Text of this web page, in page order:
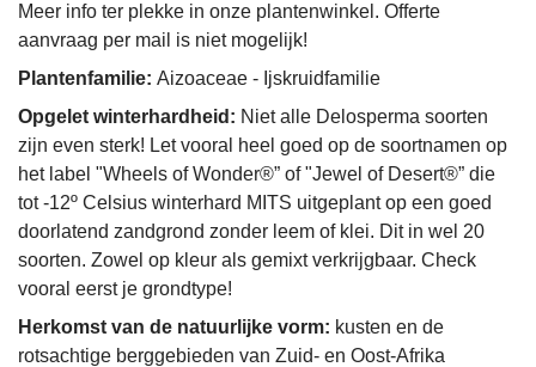
Meer info ter plekke in onze plantenwinkel. Offerte
aanvraag per mail is niet mogelijk!
Plantenfamilie: Aizoaceae - Ijskruidfamilie
Opgelet winterhardheid: Niet alle Delosperma soorten
zijn even sterk! Let vooral heel goed op de soortnamen op
het label "Wheels of Wonder®” of "Jewel of Desert®” die
tot -12º Celsius winterhard MITS uitgeplant op een goed
doorlatend zandgrond zonder leem of klei. Dit in wel 20
soorten. Zowel op kleur als gemixt verkrijgbaar. Check
vooral eerst je grondtype!
Herkomst van de natuurlijke vorm: kusten en de
rotsachtige berggebieden van Zuid- en Oost-Afrika